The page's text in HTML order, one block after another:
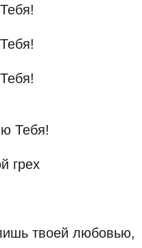
Тебя!
грех
твоей любовью,